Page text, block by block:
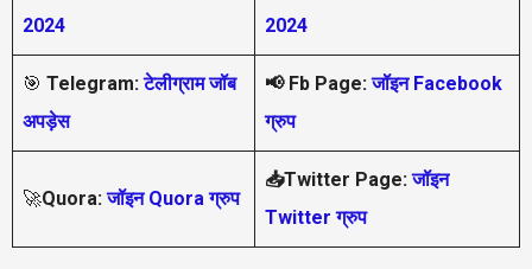
2024
2024
🎯 Telegram: टेलीग्राम जॉब
अपड़ेस
📢 Fb Page:जॉइन Facebook
ग्रुप
🚀Quora:जॉइन Quora ग्रुप
📥Twitter Page:जॉइन
Twitter ग्रुप